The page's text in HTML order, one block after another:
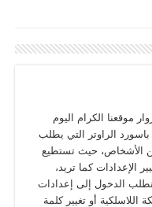
موقعنا الكرام اليوم
الراوتر التي يطلب
الأشخاص، حيث تستطيع
الإعدادات كما تريد،
الدخول إلى إعدادات
اللاسلكية أو تغيير كلمة